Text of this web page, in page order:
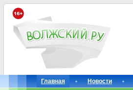
Главная Новости